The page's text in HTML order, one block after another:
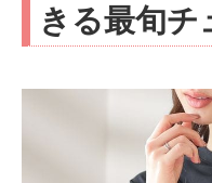
きる最旬チ